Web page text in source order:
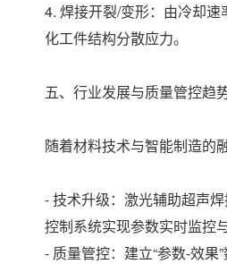
4. 焊接开裂/变形：由冷却
化工件结构分散应力。
五、行业发展与质量管控趋
随着材料技术与智能制造的
- 技术升级：激光辅助超声
控制系统实现参数实时监控
- 质量管控：建立“参数-效